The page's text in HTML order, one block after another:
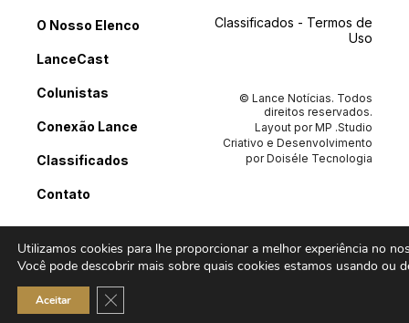
O Nosso Elenco
LanceCast
Colunistas
Conexão Lance
Classificados
Contato
Classificados - Termos de
Uso
© Lance Notícias. Todos
direitos reservados.
Layout porMP .Studio
Criativo e Desenvolvimento
porDoiséle Tecnologia
Utilizamos cookies para lhe proporcionar a melhor experiência no
Você pode descobrir mais sobre quais cookies estamos usando ou
Aceitar Close GDPR Cookie Banner